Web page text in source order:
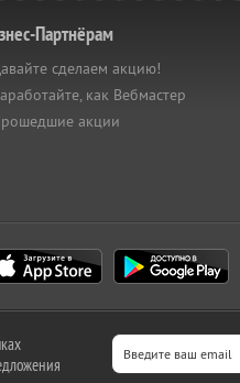
Партнёрам
сделаем акцию!
как Вебмастер
акции